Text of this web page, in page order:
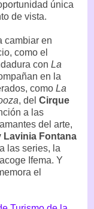
única
de vista.
cambiar en
como el
con La
en la
como La
, del Cirque
a las
del arte,
Fontana
las series, la
acoge Ifema. Y
el